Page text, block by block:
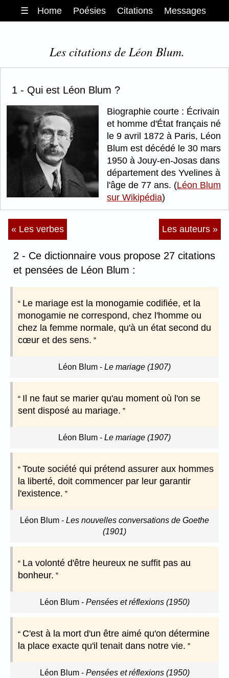
☰ Home Poésies Citations Messages
Les citations de Léon Blum.
1 - Qui est Léon Blum ?
Biographie courte : Écrivain
et homme d'État français né
le 9 avril 1872 à Paris, Léon
Blum est décédé le 30 mars
1950 à Jouy-en-Josas dans
département des Yvelines à
l'âge de 77 ans. (Léon Blum
sur Wikipédia)
« Les verbes Les auteurs »
2 - Ce dictionnaire vous propose 27 citations
et pensées de Léon Blum :
Le mariage est la monogamie codifiée, et la
monogamie ne correspond, chez l'homme ou
chez la femme normale, qu'à un état second du
cœur et des sens.
Léon Blum - Le mariage (1907)
Il ne faut se marier qu'au moment où l'on se
sent disposé au mariage.
Léon Blum - Le mariage (1907)
Toute société qui prétend assurer aux hommes
la liberté, doit commencer par leur garantir
l'existence.
Léon Blum - Les nouvelles conversations de Goethe
(1901)
La volonté d'être heureux ne suffit pas au
bonheur.
Léon Blum- Pensées et réflexions (1950)
C'est à la mort d'un être aimé qu'on détermine
la place exacte qu'il tenait dans notre vie.
Léon Blum- Pensées et réflexions (1950)